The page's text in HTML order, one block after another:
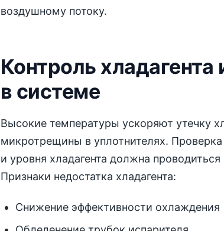
воздушному потоку.
Контроль хладагента
в системе
Высокие температуры ускоряют утечку
микротрещины в уплотнителях.
и уровня хладагента должна
Признаки недостатка хладагента:
Снижение эффективности охлаждения